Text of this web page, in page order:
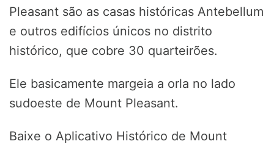
Pleasant são as casas históricas Antebellum
e outros edifícios únicos no distrito
histórico, que cobre 30 quarteirões.
Ele basicamente margeia a orla no lado
sudoeste de Mount Pleasant.
Baixe o Aplicativo Histórico de Mount